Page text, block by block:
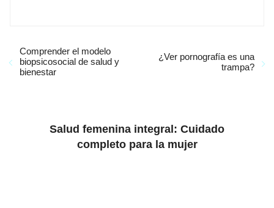
Comprender el modelo
biopsicosocial de salud y
bienestar
¿Ver pornografía es una
trampa?
Salud femenina integral: Cuidado
completo para la mujer